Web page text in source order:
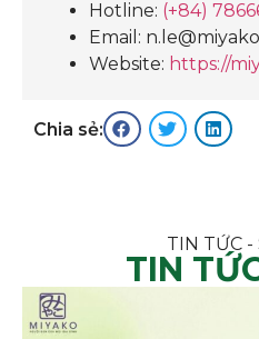
Hotline: (+84)
Email:
Website: https://
Chia sẻ:
TIN TỨC -
TIN